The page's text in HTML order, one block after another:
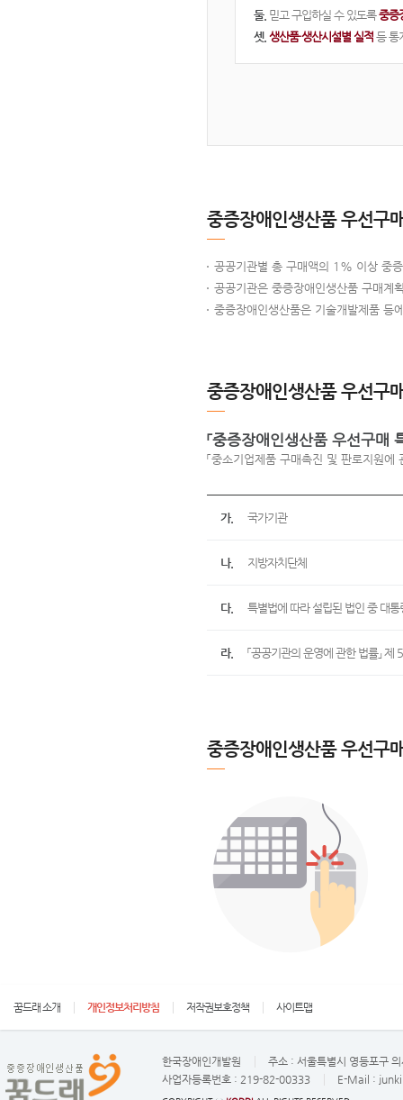
둘. 믿고 구입하실 수 있도록중증
셋. 생산품·생산시설별 실적 등 통
중증장애인생산품 우선구
공공기관별 총 구매액의 1% 이상 중
공공기관은 중증장애인생산품 구매계
중증장애인생산품은 기술개발제품 등
중증장애인생산품 우선구
「중증장애인생산품 우선구매
「중소기업제품 구매촉진 및 판로지원
가. 국가기관
나. 지방자치단체
다. 특별법에 따라 설립된 법인 중 대
라. 「공공기관의 운영에 관한 법률」
중증장애인생산품 우선구
꿈드래 소개 개인정보처리방침 저작권보호정책 사이트맵
한국장애인개발원 주소 : 서울특별시 영등포구
사업자등록번호 : 219-82-00333 E-Mail :